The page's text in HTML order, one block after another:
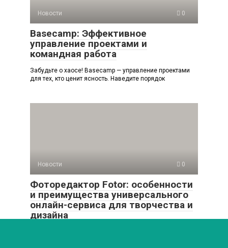
Новости 0
Basecamp: Эффективное
управление проектами и
командная работа
Забудьте о хаосе! Basecamp — управление проектами
для тех, кто ценит ясность. Наведите порядок
Новости 0
Фоторедактор Fotor: особенности
и преимущества универсального
онлайн-сервиса для творчества и
дизайна